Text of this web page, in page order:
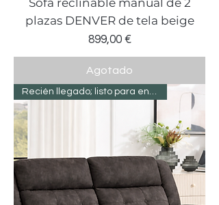
Sofá reclinable manual de 2
plazas DENVER de tela beige
Precio
899,00 €
Agotado
Recién llegado; listo para entregar